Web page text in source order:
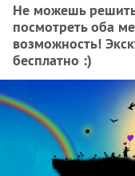
Не можешь
посмотреть оба
возможность!
бесплатно :)